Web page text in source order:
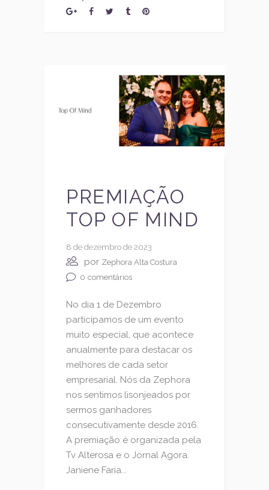
PREMIAÇÃO
TOP OF MIND
8 de dezembro de 2023
por Zephora Alta Costura
0 comentários
No dia 1 de Dezembro
participamos de um evento
muito especial, que acontece
anualmente para destacar os
melhores de cada setor
empresarial. Nós da Zephora
nos sentimos lisonjeados por
sermos ganhadores
consecutivamente desde 2016.
A premiação é organizada pela
Tv Alterosa e o Jornal Agora.
Janiene Faria...